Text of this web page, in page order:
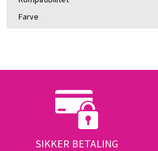
Farve
SIKKER BETALING